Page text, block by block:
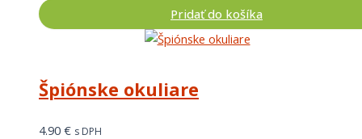
Pridať do košíka
Špiónske okuliare
4.90 € s DPH